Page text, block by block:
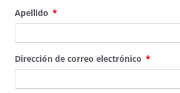
Apellido
Dirección de correo electrónico